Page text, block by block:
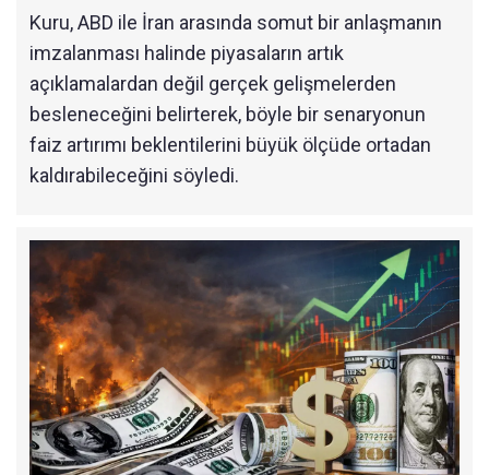
Kuru, ABD ile İran arasında somut bir anlaşmanın
imzalanması halinde piyasaların artık
açıklamalardan değil gerçek gelişmelerden
besleneceğini belirterek, böyle bir senaryonun
faiz artırımı beklentilerini büyük ölçüde ortadan
kaldırabileceğini söyledi.